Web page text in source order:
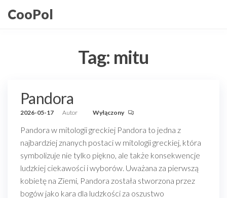
doCooPol
Tag: mitu
Pandora
2026-05-17 Autor Wyłączony
Pandora w mitologii greckiej Pandora to jedna z
najbardziej znanych postaci w mitologii greckiej, która
symbolizuje nie tylko piękno, ale także konsekwencje
ludzkiej ciekawości i wyborów. Uważana za pierwszą
kobietę na Ziemi, Pandora została stworzona przez
bogów jako kara dla ludzkości za oszustwo